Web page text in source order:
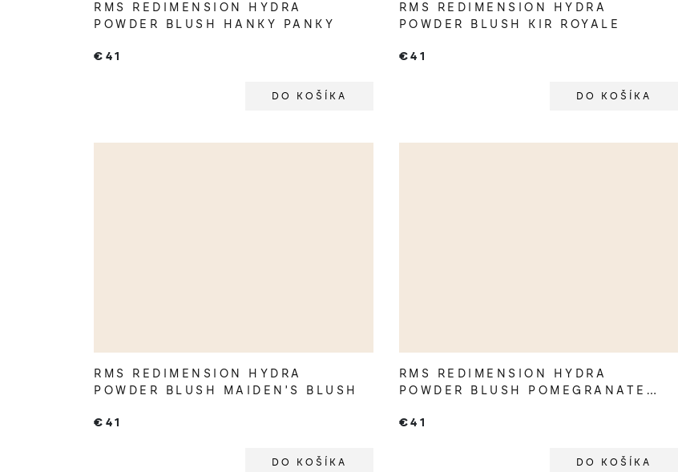
RMS REDIMENSION HYDRA
POWDER BLUSH HANKY PANKY
€41
DO KOŠÍKA
RMS REDIMENSION HYDRA
POWDER BLUSH KIR ROYALE
€41
DO KOŠÍKA
RMS REDIMENSION HYDRA
POWDER BLUSH MAIDEN'S BLUSH
€41
DO KOŠÍKA
RMS REDIMENSION HYDRA
POWDER BLUSH POMEGRANATE
€41
DO KOŠÍKA